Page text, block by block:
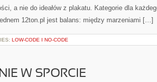
a nie do ideałów z plakatu. Kategorie dla
12ton.pl jest balans: między marzeniami […]
LOW-CODE I NO-CODE
W SPORCIE